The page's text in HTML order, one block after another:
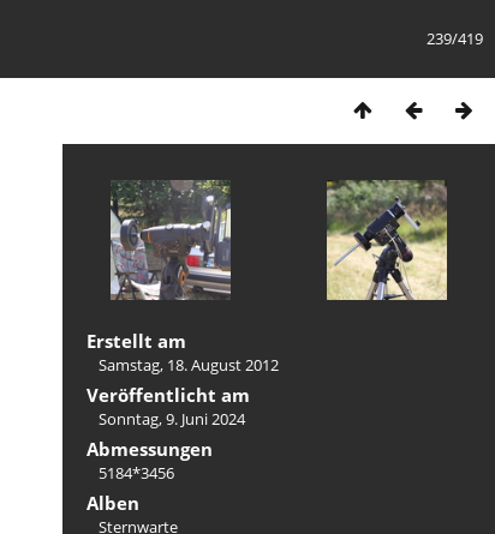
239/419
Erstellt am
Samstag, 18. August 2012
Veröffentlicht am
Sonntag, 9. Juni 2024
Abmessungen
5184*3456
Alben
Sternwarte